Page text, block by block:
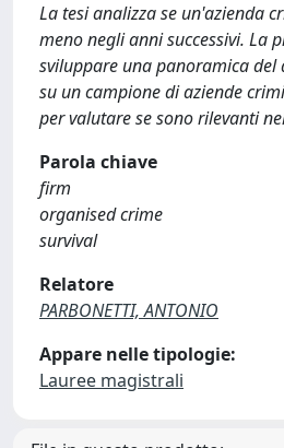
La tesi analizza se un'azienda
meno negli anni successivi. La
sviluppare una panoramica
su un campione di aziende
per valutare se sono rilevanti
Parola chiave
firm
organised crime
survival
Relatore
PARBONETTI, ANTONIO
Appare nelle tipologie:
Lauree magistrali